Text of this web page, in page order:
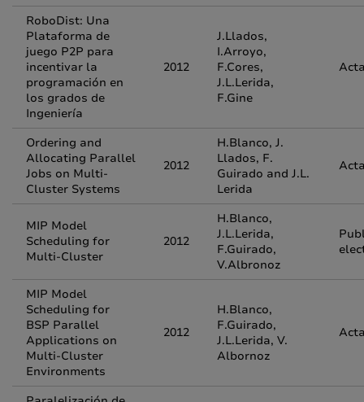
RoboDist: Una
Plataforma de
juego P2P para
incentivar la
programación en
los grados de
Ingeniería
2012
J.Llados,
I.Arroyo,
F.Cores,
J.L.Lerida,
F.Gine
Ordering and
Allocating Parallel
Jobs on Multi-
Cluster Systems
2012
H.Blanco, J.
Llados, F.
Guirado and J.L.
Lerida
MIP Model
Scheduling for
Multi-Cluster
2012
H.Blanco,
J.L.Lerida,
F.Guirado,
V.Albronoz
MIP Model
Scheduling for
BSP Parallel
Applications on
Multi-Cluster
Environments
2012
H.Blanco,
F.Guirado,
J.L.Lerida, V.
Albornoz